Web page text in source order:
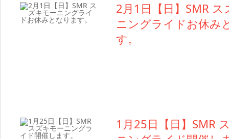
2月1日【日】SMR ス
ニングライドお休み
す。
1月25日【日】SMR